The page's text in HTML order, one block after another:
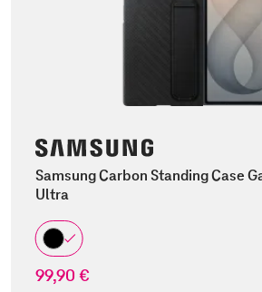
Samsung Carbon Standing Case
Ultra
99,90 €